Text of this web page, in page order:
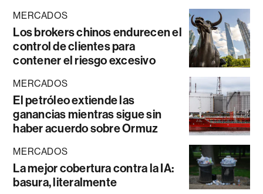
MERCADOS
Los brokers chinos endurecen el
control de clientes para
contener el riesgo excesivo
MERCADOS
El petróleo extiende las
ganancias mientras sigue sin
haber acuerdo sobre Ormuz
MERCADOS
La mejor cobertura contra la IA:
basura, literalmente